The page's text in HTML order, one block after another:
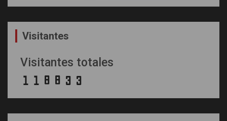
Visitantes
Visitantes totales